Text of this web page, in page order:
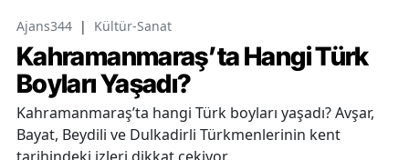
Ajans344 | Kültür-Sanat
Kahramanmaraş’ta Hangi Türk
Boyları Yaşadı?
Kahramanmaraş’ta hangi Türk boyları yaşadı? Avşar,
Bayat, Beydili ve Dulkadirli Türkmenlerinin kent